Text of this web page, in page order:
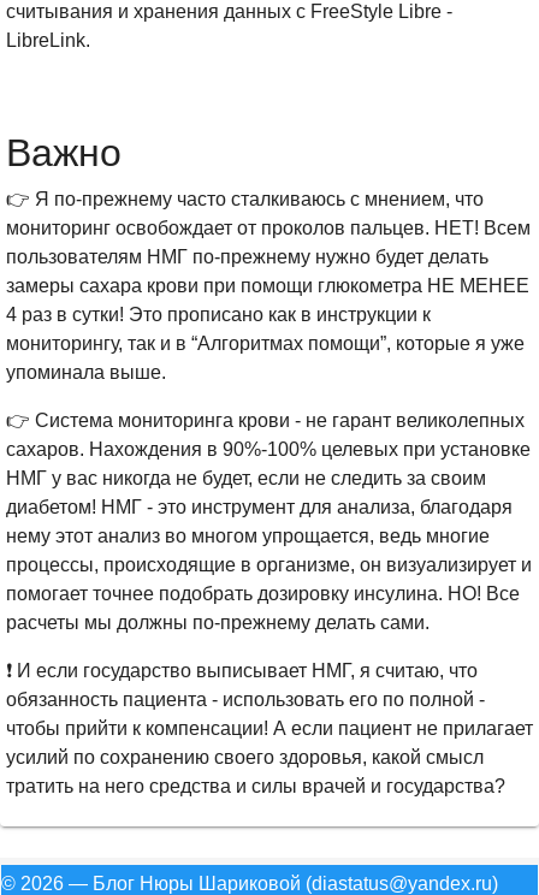
считывания и хранения данных с FreeStyle Libre -
LibreLink.
Важно
👉 Я по-прежнему часто сталкиваюсь с мнением, что
мониторинг освобождает от проколов пальцев. НЕТ! Всем
пользователям НМГ по-прежнему нужно будет делать
замеры сахара крови при помощи глюкометра НЕ МЕНЕЕ
4 раз в сутки! Это прописано как в инструкции к
мониторингу, так и в “Алгоритмах помощи”, которые я уже
упоминала выше.
👉 Система мониторинга крови - не гарант великолепных
сахаров. Нахождения в 90%-100% целевых при установке
НМГ у вас никогда не будет, если не следить за своим
диабетом! НМГ - это инструмент для анализа, благодаря
нему этот анализ во многом упрощается, ведь многие
процессы, происходящие в организме, он визуализирует и
помогает точнее подобрать дозировку инсулина. НО! Все
расчеты мы должны по-прежнему делать сами.
❗ И если государство выписывает НМГ, я считаю, что
обязанность пациента - использовать его по полной -
чтобы прийти к компенсации! А если пациент не прилагает
усилий по сохранению своего здоровья, какой смысл
тратить на него средства и силы врачей и государства?
© 2026 — Блог Нюры Шариковой (diastatus@yandex.ru)